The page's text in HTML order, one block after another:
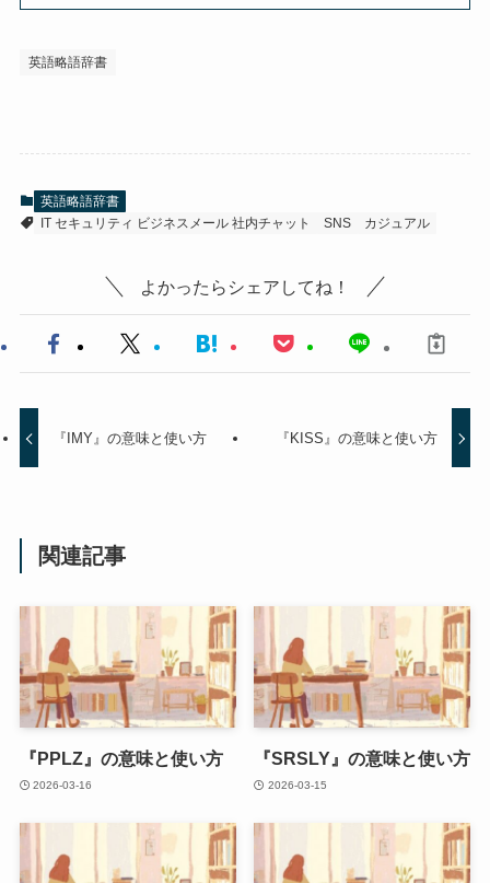
英語略語辞書
英語略語辞書
IT セキュリティ ビジネスメール 社内チャット
SNS カジュアル
よかったらシェアしてね！
『IMY』の意味と使い方 『KISS』の意味と使い方
関連記事
『PPLZ』の意味と使い方
2026-03-16
『SRSLY』の意味と使い方
2026-03-15